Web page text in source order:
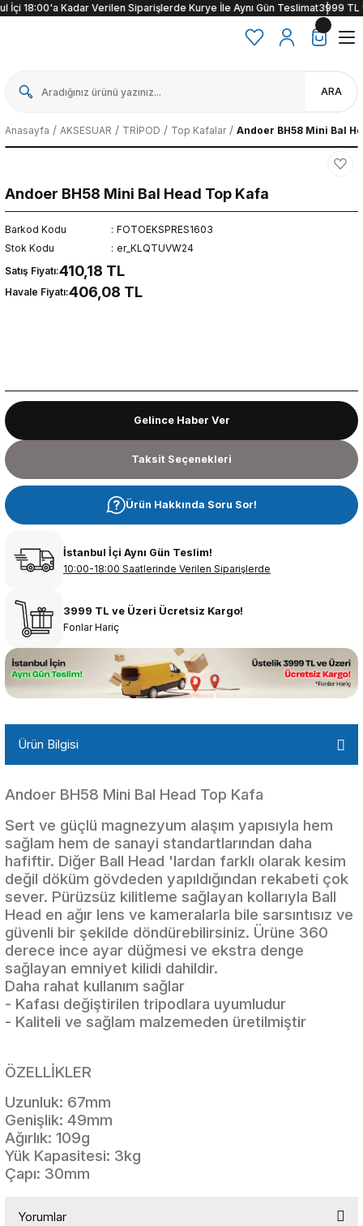
18:00'a Kadar Verilen Siparişlerde Kurye İle Aynı Gün Teslimat3999 TL
ARA
Anasayfa AKSESUAR TRİPOD Top Kafalar Andoer BH58 Mini Bal
Andoer BH58 Mini Bal Head Top Kafa
Barkod Kodu
FOTOEKSPRES1603
Stok Kodu
er_KLQTUVW24
Satış Fiyatı:410,18 TL
Havale Fiyatı:406,08 TL
Gelince Haber Ver
Taksit Seçenekleri
Ürün Hakkında Soru Sor!
İstanbul İçi Aynı Gün Teslim!
10:00-18:00 Saatlerinde Verilen Siparişlerde
3999 TL ve Üzeri Ücretsiz Kargo!
Fonlar Hariç
Ürün Bilgisi
Andoer BH58 Mini Bal Head Top Kafa
Sert ve güçlü magnezyum alaşım yapısıyla hem
sağlam hem de sanayi standartlarından daha
hafiftir. Diğer Ball Head 'lardan farklı olarak kesim
değil döküm gövdeden yapıldığından rekabeti çok
sever. Pürüzsüz kilitleme sağlayan kollarıyla Ball
Head en ağır lens ve kameralarla bile sarsıntısız ve
güvenli bir şekilde döndürebilirsiniz. Ürüne 360
derece ince ayar düğmesi ve ekstra denge
sağlayan emniyet kilidi dahildir.
Daha rahat kullanım sağlar
- Kafası değiştirilen tripodlara uyumludur
- Kaliteli ve sağlam malzemeden üretilmiştir
ÖZELLİKLER
Uzunluk: 67mm
Genişlik: 49mm
Ağırlık: 109g
Yük Kapasitesi: 3kg
Çapı: 30mm
Yorumlar